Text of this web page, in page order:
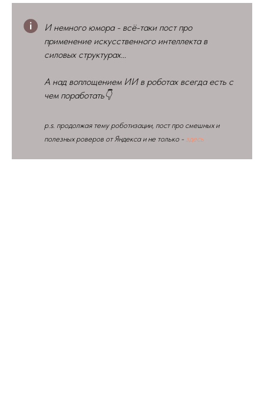
И немного юмора - всё-таки пост про
применение искусственного интеллекта в
силовых структурах...
А над воплощением ИИ в роботах всегда есть с
чем поработать👇
p.s. продолжая тему роботизации, пост про смешных и
полезных роверов от Яндекса и не только - здесь